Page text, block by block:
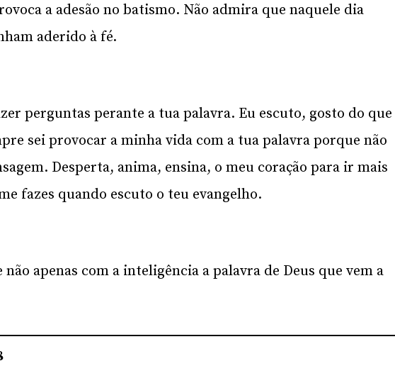
a adesão no batismo. Não admira que naquele dia
aderido à fé.
perguntas perante a tua palavra. Eu escuto, gosto do que
sei provocar a minha vida com a tua palavra porque não
Desperta, anima, ensina, o meu coração para ir mais
fazes quando escuto o teu evangelho.
apenas com a inteligência a palavra de Deus que vem a